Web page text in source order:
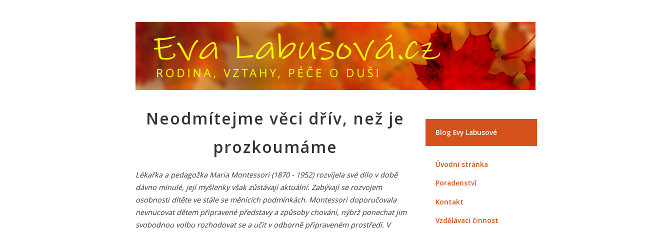
Neodmítejme věci dřív, než je
prozkoumáme
Lékařka a pedagožka Maria Montessori (1870 - 1952) rozvíjela své dílo v době
dávno minulé, její myšlenky však zůstávají aktuální. Zabývají se rozvojem
osobnosti dítěte ve stále se měnících podmínkách. Montessori doporučovala
nevnucovat dětem připravené představy a způsoby chování, nýbrž ponechat jim
svobodnou volbu rozhodovat se a učit v odborně připraveném prostředí. V
Blog Evy Labusové
Úvodní stránka
Poradenství
Kontakt
Vzdělávací činnost